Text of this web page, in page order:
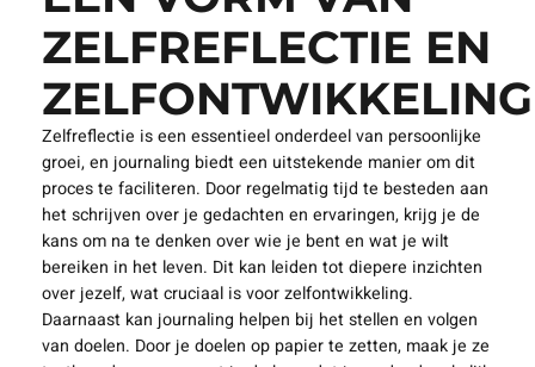
ZELFREFLECTIE EN
ZELFONTWIKKELING
Zelfreflectie is een essentieel onderdeel van persoonlijke
groei, en journaling biedt een uitstekende manier om dit
proces te faciliteren. Door regelmatig tijd te besteden aan
het schrijven over je gedachten en ervaringen, krijg je de
kans om na te denken over wie je bent en wat je wilt
bereiken in het leven. Dit kan leiden tot diepere inzichten
over jezelf, wat cruciaal is voor zelfontwikkeling.
Daarnaast kan journaling helpen bij het stellen en volgen
van doelen. Door je doelen op papier te zetten, maak je ze